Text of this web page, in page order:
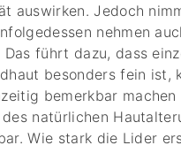
auswirken. Jedoch
nehmen
Das führt dazu, dass
besonders fein ist,
bemerkbar
natürlichen
Wie stark die Lider